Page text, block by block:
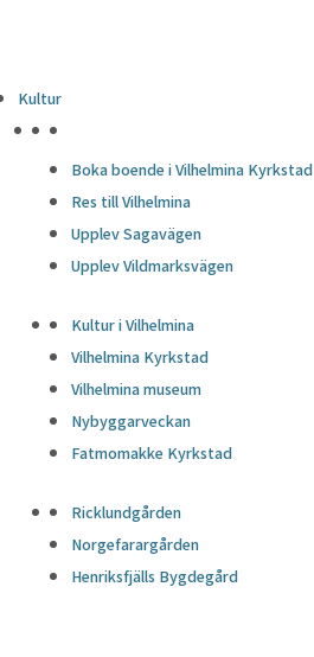
Kultur
Boka boende i Vilhelmina Kyrkstad
Res till Vilhelmina
Upplev Sagavägen
Upplev Vildmarksvägen
Kultur i Vilhelmina
Vilhelmina Kyrkstad
Vilhelmina museum
Nybyggarveckan
Fatmomakke Kyrkstad
Ricklundgården
Norgefarargården
Henriksfjälls Bygdegård